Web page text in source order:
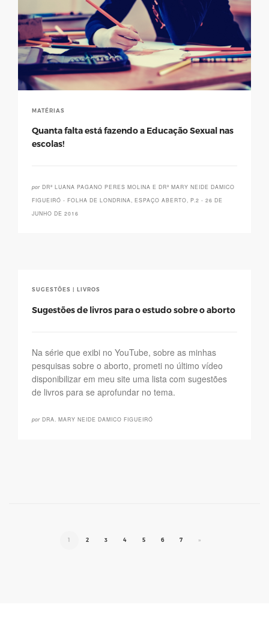
MATÉRIAS
Quanta falta está fazendo a Educação Sexual nas
escolas!
por DRª LUANA PAGANO PERES MOLINA E DRª MARY NEIDE DAMICO
FIGUEIRÓ - FOLHA DE LONDRINA, ESPAÇO ABERTO, P.2 - 26 DE
JUNHO DE 2016
SUGESTÕES | LIVROS
Sugestões de livros para o estudo sobre o aborto
Na série que exibi no YouTube, sobre as minhas
pesquisas sobre o aborto, prometi no último vídeo
disponibilizar em meu site uma lista com sugestões
de livros para se aprofundar no tema.
por DRA. MARY NEIDE DAMICO FIGUEIRÓ
1 2 3 4 5 6 7 »